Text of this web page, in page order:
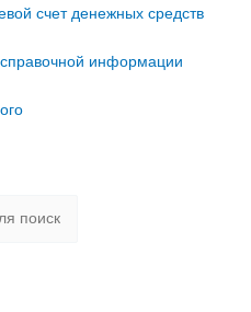
счет денежных средств
информации